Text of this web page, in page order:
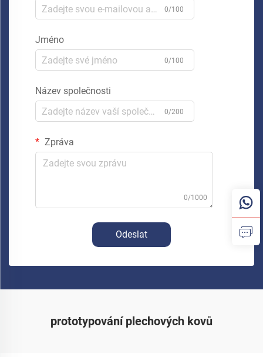
0/100
Jméno
0/100
Název společnosti
0/200
Zpráva
0/1000
Odeslat
prototypování plechových kovů